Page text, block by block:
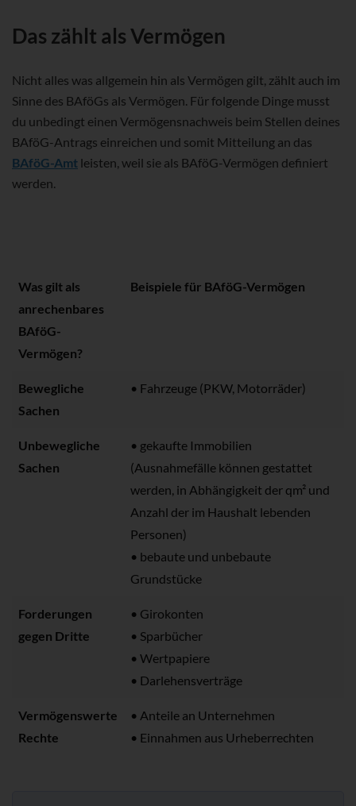
Das zählt als Vermögen
Nicht alles was allgemein hin als Vermögen gilt, zählt auch im
Sinne des BAföGs als Vermögen. Für folgende Dinge musst
du unbedingt einen Vermögensnachweis beim Stellen deines
BAföG-Antrags einreichen und somit Mitteilung an das
BAföG-Amt leisten, weil sie als BAföG-Vermögen definiert
werden.
Was gilt als
anrechenbares
BAföG-
Vermögen?
Beispiele für BAföG-Vermögen
Bewegliche
Sachen
• Fahrzeuge (PKW, Motorräder)
Unbewegliche
Sachen
• gekaufte Immobilien
(Ausnahmefälle können gestattet
werden, in Abhängigkeit der qm² und
Anzahl der im Haushalt lebenden
Personen)
• bebaute und unbebaute
Grundstücke
Forderungen
gegen Dritte
• Girokonten
• Sparbücher
• Wertpapiere
• Darlehensverträge
Vermögenswerte
Rechte
• Anteile an Unternehmen
• Einnahmen aus Urheberrechten